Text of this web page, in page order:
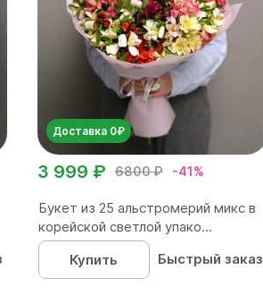
Доставка 0₽
6800 ₽ -41%
3 999 ₽
Букет из 25 альстромерий микс в
корейской светлой упако...
Купить
Быстрый заказ